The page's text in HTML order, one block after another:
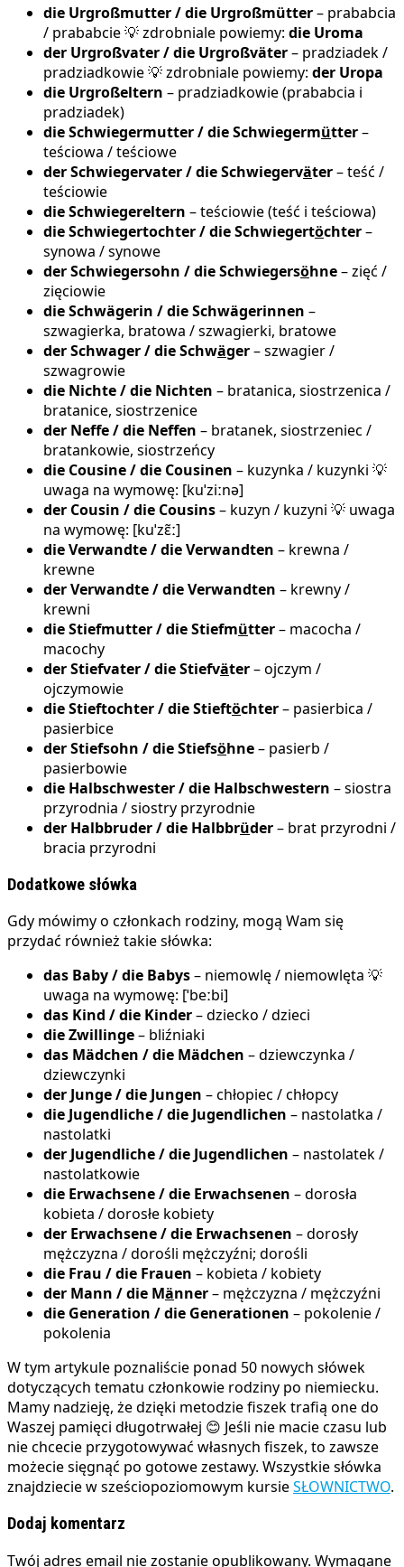
die Urgroßmutter / die Urgroßmütter– prababcia
/ prababcie 💡 zdrobniale powiemy: die Uroma
der Urgroßvater / die Urgroßväter– pradziadek /
pradziadkowie 💡 zdrobniale powiemy: der Uropa
die Urgroßeltern – pradziadkowie (prababcia i
pradziadek)
die Schwiegermutter / die Schwiegermütter–
teściowa / teściowe
derSchwiegervater / dieSchwiegerväter– teść /
teściowie
dieSchwiegereltern – teściowie (teść i teściowa)
die Schwiegertochter / die Schwiegertöchter–
synowa / synowe
derSchwiegersohn / dieSchwiegersöhne– zięć /
zięciowie
die Schwägerin / die Schwägerinnen –
szwagierka, bratowa / szwagierki, bratowe
der Schwager / die Schwäger– szwagier /
szwagrowie
die Nichte / die Nichten – bratanica, siostrzenica /
bratanice, siostrzenice
der Neffe / die Neffen – bratanek, siostrzeniec /
bratankowie, siostrzeńcy
die Cousine / die Cousinen – kuzynka / kuzynki 💡
uwaga na wymowę: [ku​ˈziːnə]
der Cousin / die Cousins– kuzyn / kuzyni 💡 uwaga
na wymowę: [ku​ˈzɛ̃ː]
die Verwandte / die Verwandten – krewna /
krewne
der Verwandte / die Verwandten – krewny /
krewni
die Stiefmutter / die Stiefmütter– macocha /
macochy
der Stiefvater / die Stiefväter– ojczym /
ojczymowie
die Stieftochter / die Stieftöchter– pasierbica /
pasierbice
der Stiefsohn / die Stiefsöhne– pasierb /
pasierbowie
die Halbschwester / die Halbschwestern – siostra
przyrodnia / siostry przyrodnie
der Halbbruder / die Halbbrüder– brat przyrodni /
bracia przyrodni
Dodatkowe słówka
Gdy mówimy o członkach rodziny, mogą Wam się
przydać również takie słówka:
das Baby / die Babys– niemowlę / niemowlęta 💡
uwaga na wymowę: [ˈbeːbi]
das Kind / die Kinder– dziecko / dzieci
die Zwillinge– bliźniaki
das Mädchen / die Mädchen – dziewczynka /
dziewczynki
der Junge / die Jungen – chłopiec / chłopcy
die Jugendliche / die Jugendlichen – nastolatka /
nastolatki
der Jugendliche / die Jugendlichen – nastolatek /
nastolatkowie
die Erwachsene / die Erwachsenen – dorosła
kobieta / dorosłe kobiety
der Erwachsene / die Erwachsenen – dorosły
mężczyzna / dorośli mężczyźni; dorośli
die Frau / die Frauen – kobieta / kobiety
der Mann / die Männer– mężczyzna / mężczyźni
die Generation / die Generationen – pokolenie /
pokolenia
W tym artykule poznaliście ponad 50 nowych słówek
dotyczących tematu członkowie rodziny po niemiecku.
Mamy nadzieję, że dzięki metodzie fiszek trafią one do
Waszej pamięci długotrwałej 😊 Jeśli nie macie czasu lub
nie chcecie przygotowywać własnych fiszek, to zawsze
możecie sięgnąć po gotowe zestawy. Wszystkie słówka
znajdziecie w sześciopoziomowym kursieSŁOWNICTWO.
Dodaj komentarz
Twój adres email nie zostanie opublikowany. Wymagane